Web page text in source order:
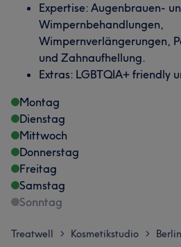
Expertise: Augenbrauen-
Wimpernbehandlungen,
Wimpernverlängerungen,
und Zahnaufhellung.
Extras: LGBTQIA+ friendly
Montag
Dienstag
Mittwoch
Donnerstag
Freitag
Samstag
Sonntag
Treatwell > Kosmetikstudio > Berlin